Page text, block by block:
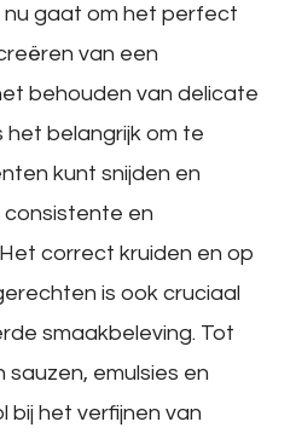
gaat om het perfect
van een
behouden van delicate
het belangrijk om te
kunt snijden en
en
correct kruiden en op
is ook cruciaal
smaakbeleving. Tot
sauzen, emulsies en
bij het verfijnen van